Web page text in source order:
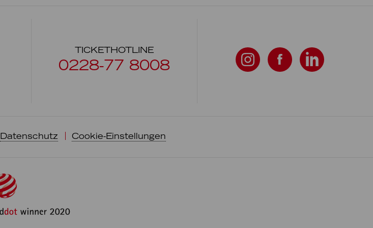
TICKETHOTLINE
0228-77 8008
Datenschutz Cookie-Einstellungen